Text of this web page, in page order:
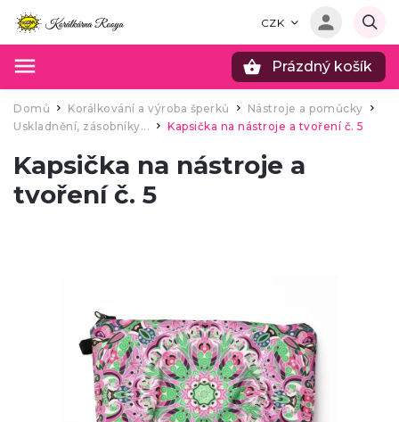
CZK
Prázdný košík
Domů / Korálkování a výroba šperků Nástroje a pomůcky
Uskladnění, zásobníky... / Kapsička na nástroje a tvoření č. 5
Kapsička na nástroje a
tvoření č. 5